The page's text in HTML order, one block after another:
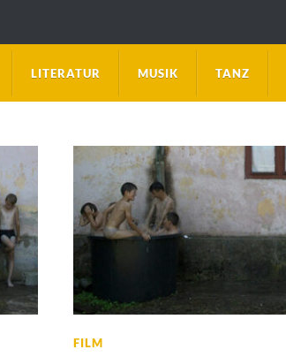
LITERATUR MUSIK TANZ
FILM